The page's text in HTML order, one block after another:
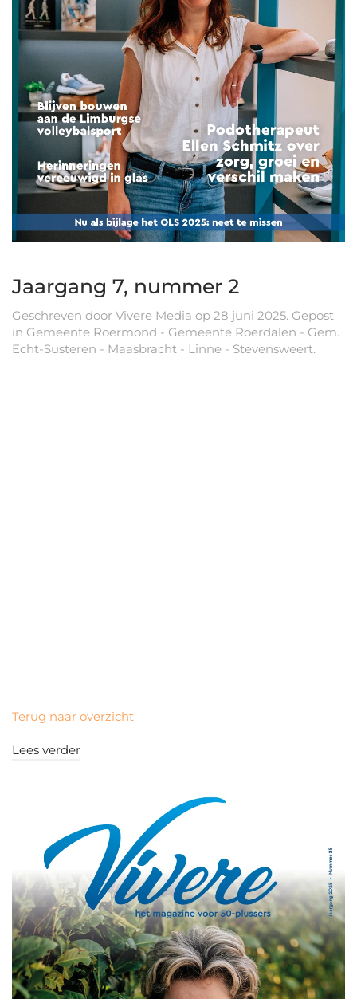
Jaargang 7, nummer 2
Geschreven door Vivere Media op 28 juni 2025. Gepost
in Gemeente Roermond - Gemeente Roerdalen - Gem.
Echt-Susteren - Maasbracht - Linne - Stevensweert.
Terug naar overzicht
Lees verder